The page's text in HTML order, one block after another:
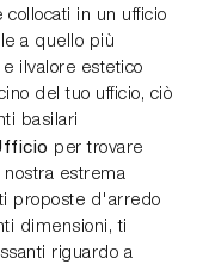
in un ufficio
a quello più
ilvalore estetico
del tuo ufficio, ciò
basilari
per trovare
estrema
proposte d'arredo
dimensioni, ti
riguardo a